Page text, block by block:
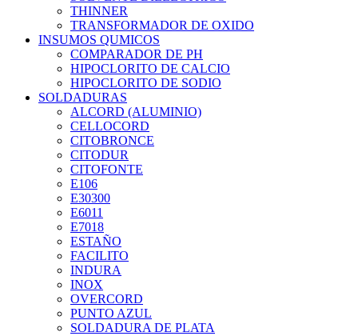
THINNER
TRANSFORMADOR DE OXIDO
INSUMOS QUMICOS
COMPARADOR DE PH
HIPOCLORITO DE CALCIO
HIPOCLORITO DE SODIO
SOLDADURAS
ALCORD (ALUMINIO)
CELLOCORD
CITOBRONCE
CITODUR
CITOFONTE
E106
E30300
E6011
E7018
ESTAÑO
FACILITO
INDURA
INOX
OVERCORD
PUNTO AZUL
SOLDADURA DE PLATA